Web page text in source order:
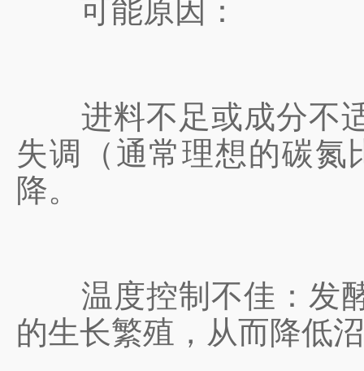
可能原因：
进料不足或成分不适
失调（通常理想的碳氮
降。
温度控制不佳：发酵
的生长繁殖，从而降低